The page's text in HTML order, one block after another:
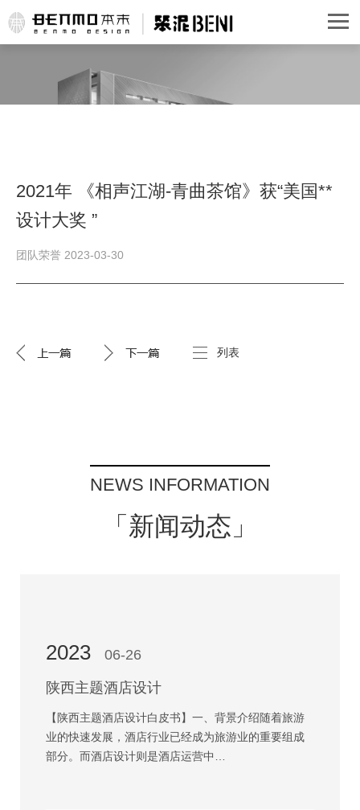
2021年 《相声江湖-青曲茶馆》获“美国**
设计大奖 ”
团队荣誉 2023-03-30
列表
NEWS INFORMATION
「新闻动态」
2023 06-26
陕西主题酒店设计
【陕西主题酒店设计白皮书】一、背景介绍随着旅游
业的快速发展，酒店行业已经成为旅游业的重要组成
部分。而酒店设计则是酒店运营中…